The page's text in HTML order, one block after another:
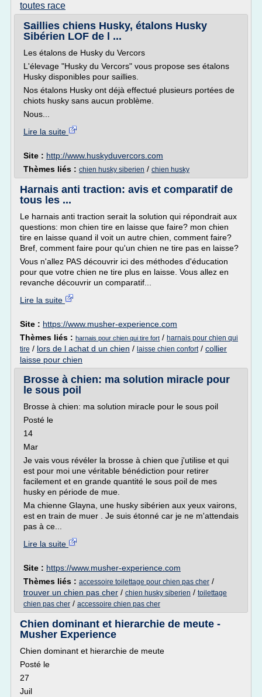
toutes race
Saillies chiens Husky, étalons Husky
Sibérien LOF de l ...
Les étalons de Husky du Vercors
L'élevage "Husky du Vercors" vous propose ses étalons
Husky disponibles pour saillies.
Nos étalons Husky ont déjà effectué plusieurs portées de
chiots husky sans aucun problème.
Nous...
Lire la suite
Site : http://www.huskyduvercors.com
Thèmes liés : chien husky siberien / chien husky
Harnais anti traction: avis et comparatif de
tous les ...
Le harnais anti traction serait la solution qui répondrait aux
questions: mon chien tire en laisse que faire? mon chien
tire en laisse quand il voit un autre chien, comment faire?
Bref, comment faire pour qu'un chien ne tire pas en laisse?
Vous n'allez PAS découvrir ici des méthodes d'éducation
pour que votre chien ne tire plus en laisse. Vous allez en
revanche découvrir un comparatif...
Lire la suite
Site : https://www.musher-experience.com
Thèmes liés : harnais pour chien qui tire fort / harnais pour chien qui
tire / lors de l achat d un chien / laisse chien confort/ collier
laisse pour chien
Brosse à chien: ma solution miracle pour
le sous poil
Brosse à chien: ma solution miracle pour le sous poil
Posté le
14
Mar
Je vais vous révéler la brosse à chien que j'utilise et qui
est pour moi une véritable bénédiction pour retirer
facilement et en grande quantité le sous poil de mes
husky en période de mue.
Ma chienne Glayna, une husky sibérien aux yeux vairons,
est en train de muer . Je suis étonné car je ne m'attendais
pas à ce...
Lire la suite
Site : https://www.musher-experience.com
Thèmes liés : accessoire toilettage pour chien pas cher /
trouver un chien pas cher / chien husky siberien / toilettage
chien pas cher / accessoire chien pas cher
Chien dominant et hierarchie de meute -
Musher Experience
Chien dominant et hierarchie de meute
Posté le
27
Juil